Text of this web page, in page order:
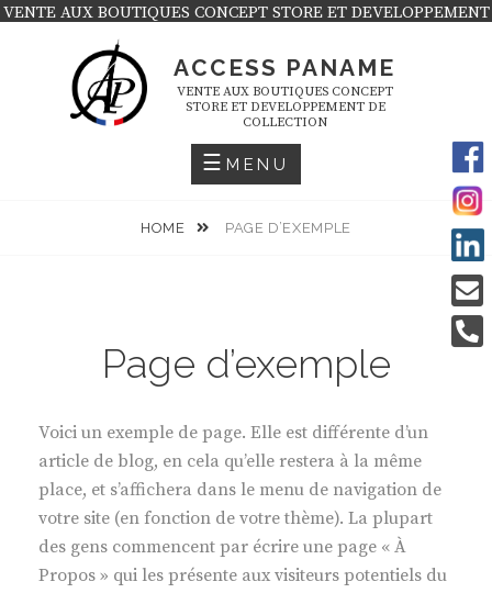
Skip
VENTE AUX BOUTIQUES CONCEPT STORE ET DEVELOPPEMENT
ACCESS PANAME
VENTE AUX BOUTIQUES CONCEPT
STORE ET DEVELOPPEMENT DE
COLLECTION
MENU
HOME PAGE D’EXEMPLE
Page d’exemple
Voici un exemple de page. Elle est différente d’un
article de blog, en cela qu’elle restera à la même
place, et s’affichera dans le menu de navigation de
votre site (en fonction de votre thème). La plupart
des gens commencent par écrire une page « À
Propos » qui les présente aux visiteurs potentiels du